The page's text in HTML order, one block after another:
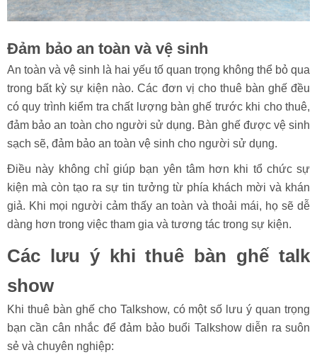
Đảm bảo an toàn và vệ sinh
An toàn và vệ sinh là hai yếu tố quan trọng không thể bỏ qua
trong bất kỳ sự kiện nào. Các đơn vị cho thuê bàn ghế đều
có quy trình kiểm tra chất lượng bàn ghế trước khi cho thuê,
đảm bảo an toàn cho người sử dụng. Bàn ghế được vệ sinh
sạch sẽ, đảm bảo an toàn vệ sinh cho người sử dụng.
Điều này không chỉ giúp bạn yên tâm hơn khi tổ chức sự
kiện mà còn tạo ra sự tin tưởng từ phía khách mời và khán
giả. Khi mọi người cảm thấy an toàn và thoải mái, họ sẽ dễ
dàng hơn trong việc tham gia và tương tác trong sự kiện.
Các lưu ý khi thuê bàn ghế talk
show
Khi thuê bàn ghế cho Talkshow, có một số lưu ý quan trọng
bạn cần cân nhắc để đảm bảo buổi Talkshow diễn ra suôn
sẻ và chuyên nghiệp: